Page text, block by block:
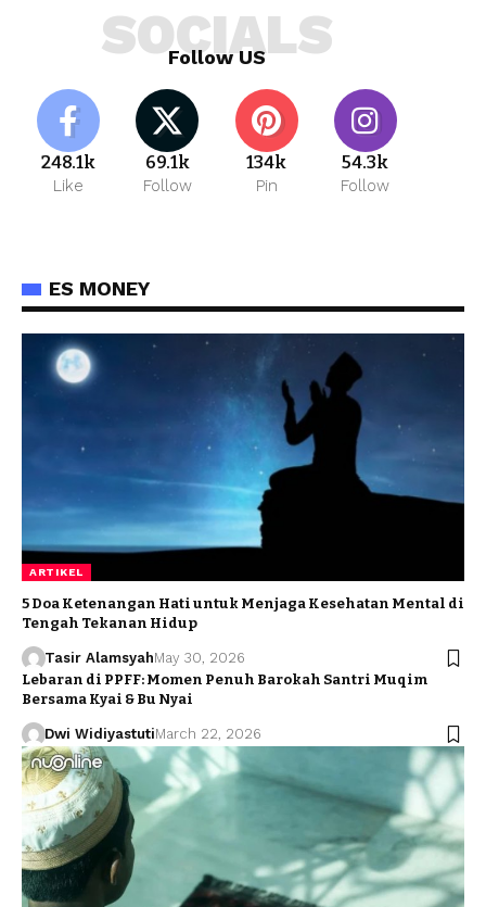
Follow US
SOCIALS
248.1k
Like
69.1k
Follow
134k
Pin
54.3k
Follow
ES MONEY
ARTIKEL
5 Doa Ketenangan Hati untuk Menjaga Kesehatan Mental di
Tengah Tekanan Hidup
Tasir AlamsyahMay 30, 2026
Lebaran di PPFF: Momen Penuh Barokah Santri Muqim
Bersama Kyai & Bu Nyai
Dwi WidiyastutiMarch 22, 2026